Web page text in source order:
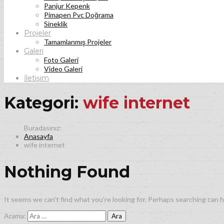
Panjur Kepenk
Pimapen Pvc Doğrama
Sineklik
Projeler
Tamamlanmış Projeler
Galeri
Foto Galeri
Video Galeri
İletişim
Kategori: wife internet
Anasayfa
wife internet
Nothing Found
It seems we can’t find what you’re looking for. Perhaps searching can
Arama: